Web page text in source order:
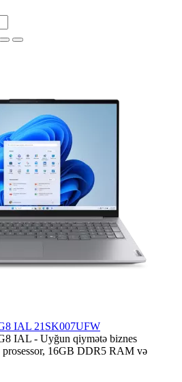
IAL 21SK007UFW
IAL - Uyğun qiymətə biznes
16GB DDR5 RAM və